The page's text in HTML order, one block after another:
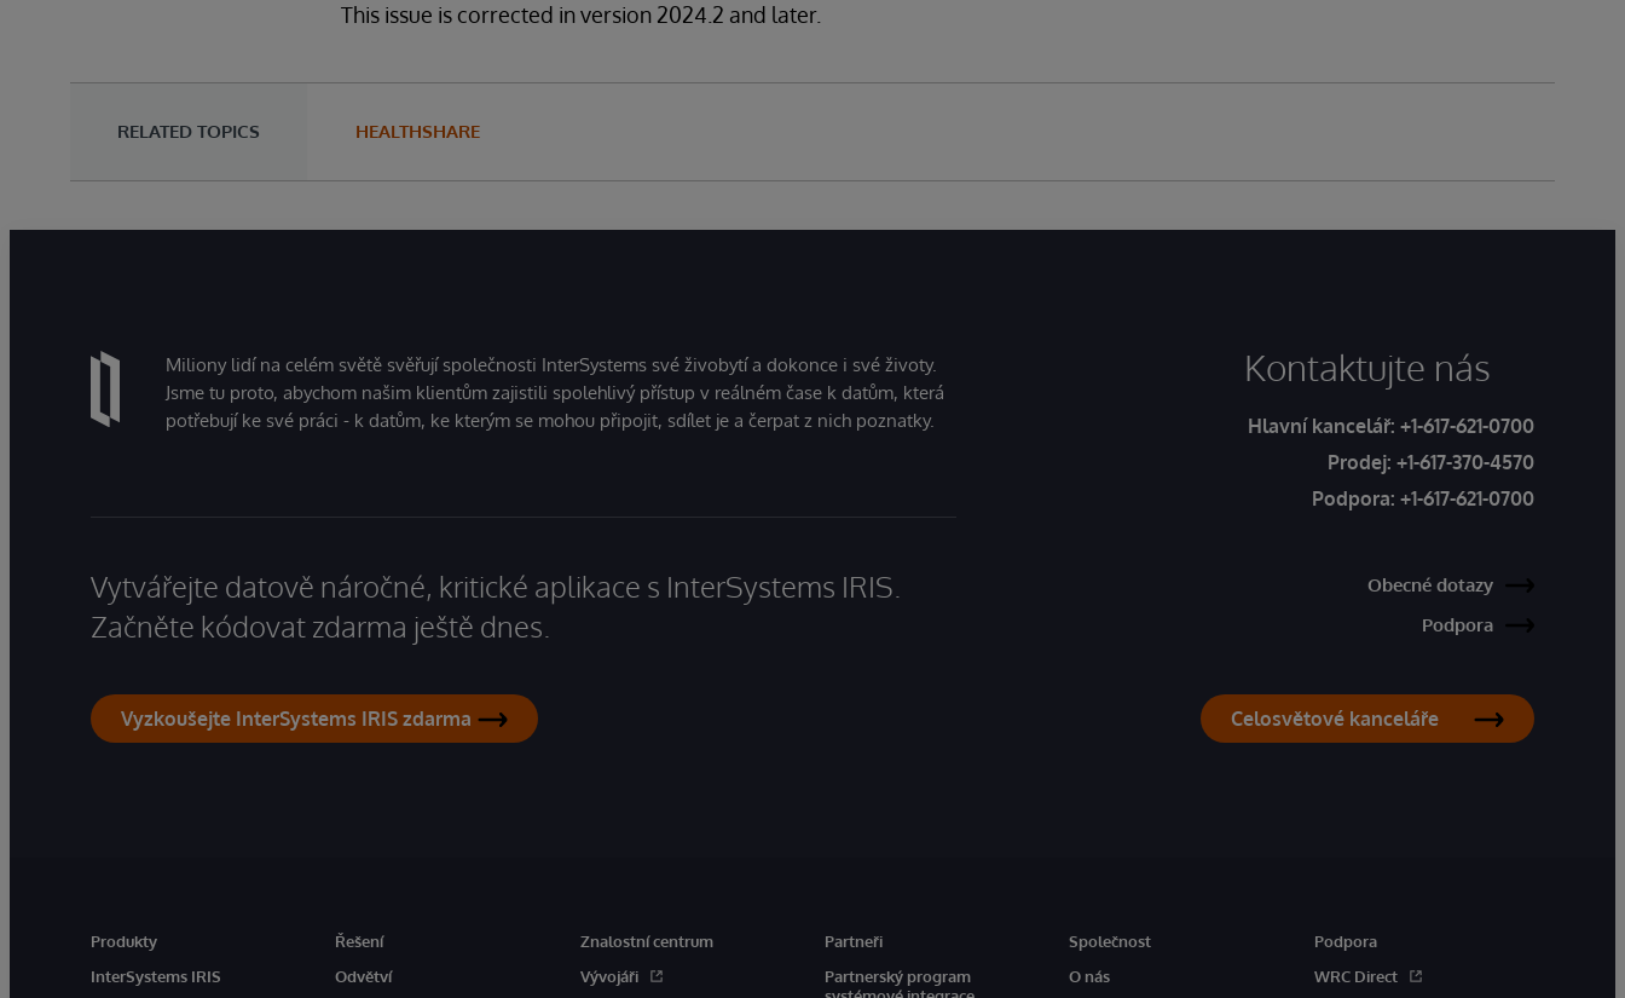
This issue is corrected in version 2024.2 and later.
RELATED TOPICS HEALTHSHARE
Miliony lidí na celém světě svěřují společnosti InterSystems své živobytí a dokonce i své životy.
Jsme tu proto, abychom našim klientům zajistili spolehlivý přístup v reálném čase k datům, která
potřebují ke své práci - k datům, ke kterým se mohou připojit, sdílet je a čerpat z nich poznatky.
Vytvářejte datově náročné, kritické aplikace s InterSystems IRIS.
Začněte kódovat zdarma ještě dnes.
Vyzkoušejte InterSystems IRIS zdarma
Kontaktujte nás
Hlavní kancelář: +1-617-621-0700
Prodej: +1-617-370-4570
Podpora: +1-617-621-0700
Obecné dotazy
Podpora
Celosvětové kanceláře
Produkty
InterSystems IRIS
Řešení
Odvětví
Znalostní centrum
Vývojáři
Partneři
Partnerský program
Společnost
O nás
Podpora
WRC Direct